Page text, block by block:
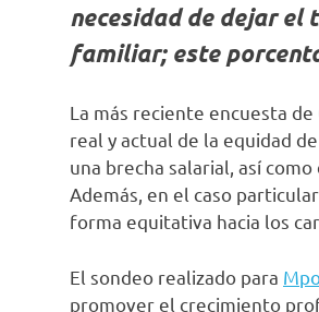
necesidad de dejar
familiar; este
La más reciente encuesta
real y actual de la equidad
una brecha salarial, así
Además, en el caso
forma equitativa hacia los
El sondeo realizado para
promover el crecimiento